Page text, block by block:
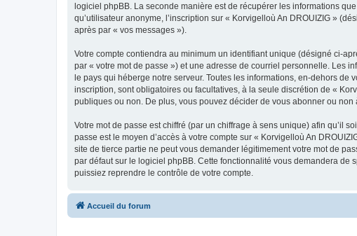
logiciel phpBB. La seconde manière est de récupérer les informations
qu’utilisateur anonyme, l’inscription sur « Korvigelloù An DROUIZIG »
après par « vos messages »).
Votre compte contiendra au minimum un identifiant unique (désigné ci-
par « votre mot de passe ») et une adresse de courriel personnelle. Les
le pays qui héberge notre serveur. Toutes les informations, en-dehors de
inscription, sont obligatoires ou facultatives, à la seule discrétion de «
publiques ou non. De plus, vous pouvez décider de vous abonner ou
Votre mot de passe est chiffré (par un chiffrage à sens unique) afin qu’il
passe est le moyen d’accès à votre compte sur « Korvigelloù An
site de tierce partie ne peut vous demander légitimement votre mot de
par défaut sur le logiciel phpBB. Cette fonctionnalité vous demandera de
puissiez reprendre le contrôle de votre compte.
Accueil du forum